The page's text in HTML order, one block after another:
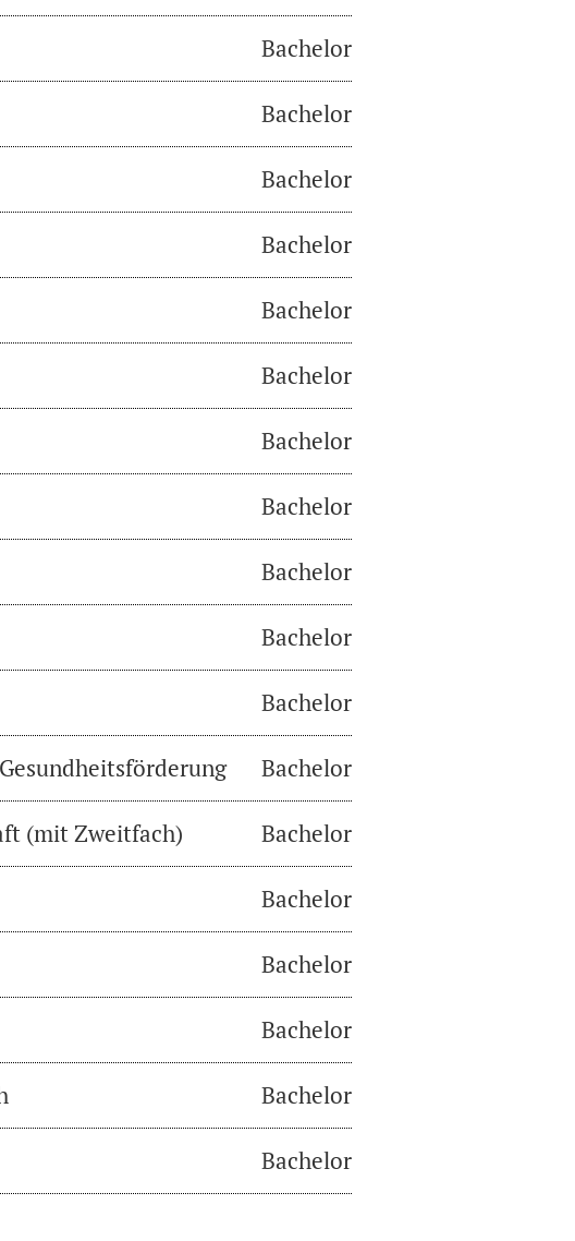
Bachelor
Bachelor
Bachelor
Bachelor
Bachelor
Bachelor
Bachelor
Bachelor
Bachelor
Bachelor
Bachelor
Bachelor
(mit Zweitfach) Bachelor
Bachelor
Bachelor
Bachelor
Bachelor
Bachelor